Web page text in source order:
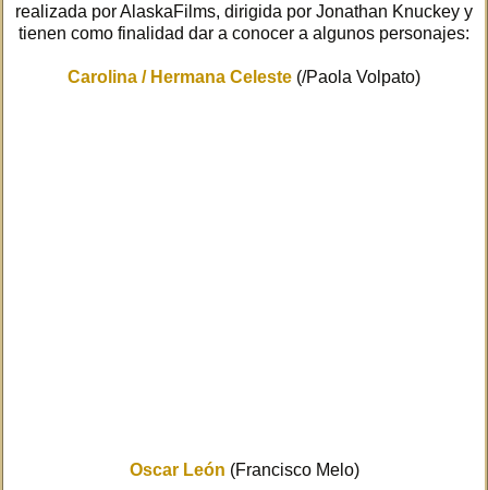
realizada por AlaskaFilms, dirigida por Jonathan Knuckey y
tienen como finalidad dar a conocer a algunos personajes:
Carolina / Hermana Celeste (/Paola Volpato)
Oscar León (Francisco Melo)